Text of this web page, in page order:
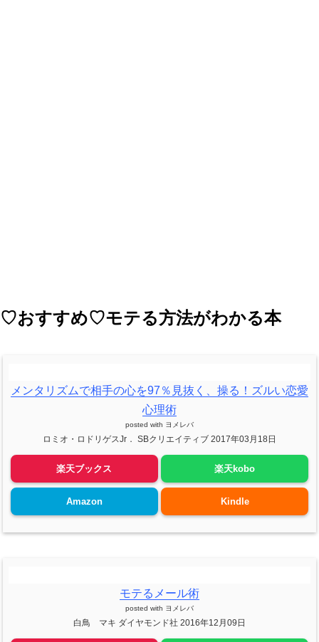
♡おすすめ♡モテる方法がわかる本
メンタリズムで相手の心を97％見抜く、操る！ズルい恋愛
心理術
posted with ヨメレバ
ロミオ・ロドリゲスJr． SBクリエイティブ 2017年03月18日
楽天ブックス 楽天kobo
Amazon Kindle
モテるメール術
posted with ヨメレバ
白鳥 マキ ダイヤモンド社 2016年12月09日